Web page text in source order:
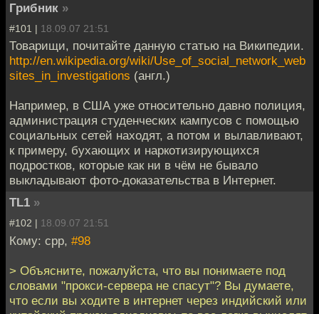
Грибник »
#101 | 18.09.07 21:51
Товарищи, почитайте данную статью на Википедии.
http://en.wikipedia.org/wiki/Use_of_social_network_web
sites_in_investigations (англ.)
Например, в США уже относительно давно полиция,
администрация студенческих кампусов с помощью
социальных сетей находят, а потом и вылавливают,
к примеру, бухающих и наркотизирующихся
подростков, которые как ни в чём не бывало
выкладывают фото-доказательства в Интернет.
TL1 »
#102 | 18.09.07 21:51
Кому: cpp, #98
> Объясните, пожалуйста, что вы понимаете под
словами "прокси-сервера не спасут"? Вы думаете,
что если вы ходите в интернет через индийский или